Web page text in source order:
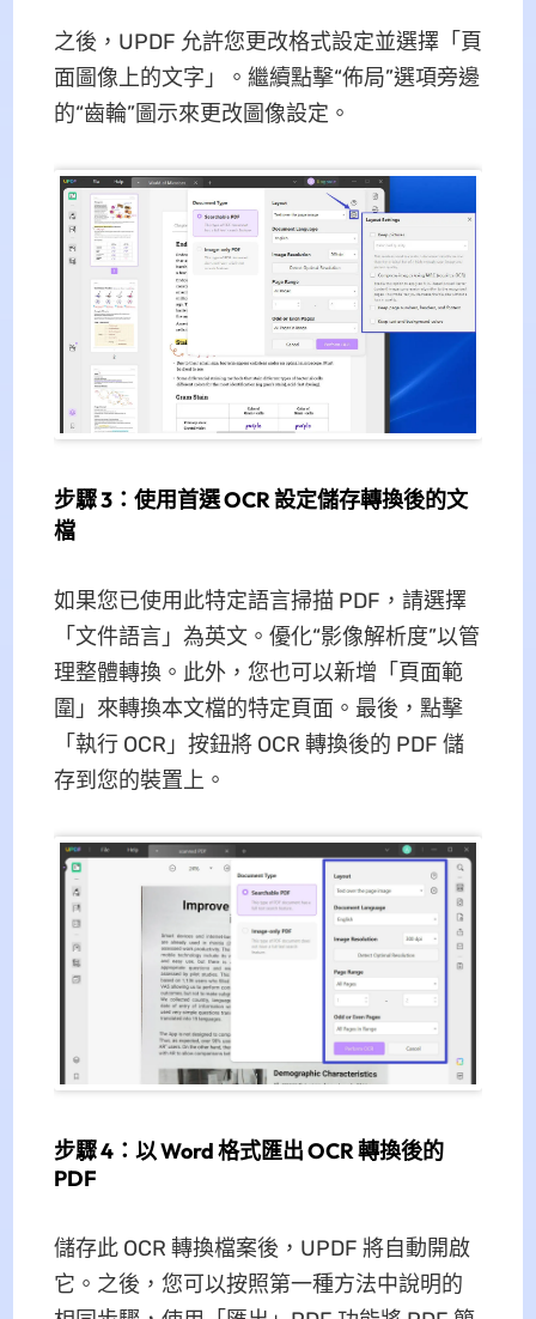
之後，UPDF 允許您更改格式設定並選擇「頁
面圖像上的文字」。繼續點擊“佈局”選項旁邊
的“齒輪”圖示來更改圖像設定。
步驟 3：使用首選 OCR 設定儲存轉換後的文
檔
如果您已使用此特定語言掃描 PDF，請選擇
「文件語言」為英文。優化“影像解析度”以管
理整體轉換。此外，您也可以新增「頁面範
圍」來轉換本文檔的特定頁面。最後，點擊
「執行 OCR」按鈕將 OCR 轉換後的 PDF 儲
存到您的裝置上。
步驟 4：以 Word 格式匯出 OCR 轉換後的
PDF
儲存此 OCR 轉換檔案後，UPDF 將自動開啟
它。之後，您可以按照第一種方法中說明的